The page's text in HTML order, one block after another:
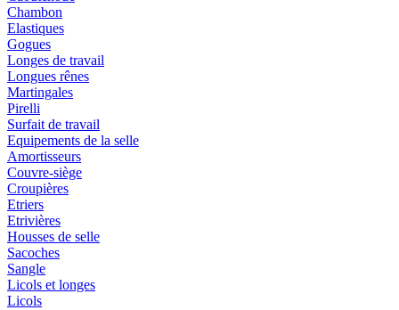
Chambon
Elastiques
Gogues
Longes de travail
Longues rênes
Martingales
Pirelli
Surfait de travail
Equipements de la selle
Amortisseurs
Couvre-siège
Croupières
Etriers
Etrivières
Housses de selle
Sacoches
Sangle
Licols et longes
Licols